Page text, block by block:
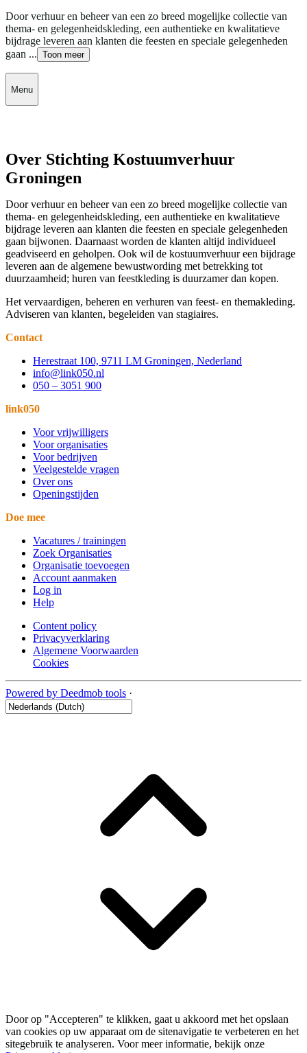
Door verhuur en beheer van een zo breed mogelijke collectie van
thema- en gelegenheidskleding, een authentieke en kwalitatieve
bijdrage leveren aan klanten die feesten en speciale gelegenheden
gaan ... Toon meer
Menu
Over Stichting Kostuumverhuur
Groningen
Door verhuur en beheer van een zo breed mogelijke collectie van
thema- en gelegenheidskleding, een authentieke en kwalitatieve
bijdrage leveren aan klanten die feesten en speciale gelegenheden
gaan bijwonen. Daarnaast worden de klanten altijd individueel
geadviseerd en geholpen. Ook wil de kostuumverhuur een bijdrage
leveren aan de algemene bewustwording met betrekking tot
duurzaamheid; huren van feestkleding is duurzamer dan kopen.
Het vervaardigen, beheren en verhuren van feest- en themakleding.
Adviseren van klanten, begeleiden van stagiaires.
Contact
Herestraat 100, 9711 LM Groningen, Nederland
info@link050.nl
050 – 3051 900
link050
Voor vrijwilligers
Voor organisaties
Voor bedrijven
Veelgestelde vragen
Over ons
Openingstijden
Doe mee
Vacatures / trainingen
Zoek Organisaties
Organisatie toevoegen
Account aanmaken
Log in
Help
Content policy
Privacyverklaring
Algemene Voorwaarden
Cookies
Powered by Deedmob tools ·
Door op "Accepteren" te klikken, gaat u akkoord met het opslaan
van cookies op uw apparaat om de sitenavigatie te verbeteren en het
sitegebruik te analyseren. Voor meer informatie, bekijk onze